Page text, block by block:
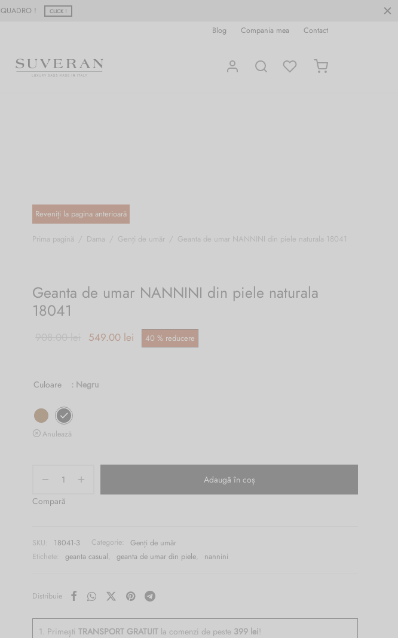
! CLICK !
Blog Compania mea Contact
Prima pagină / Dama / Genți de umăr / Geanta de umar NANNINI din piele naturala 18041
Geanta de umar NANNINI din piele naturala
18041
40 % reducere
Prețul
908.00 lei.
549.00 lei
Prețul
Culoare : Negru
Anulează
Adaugă în coș
Compară
SKU: 18041-3 Categorie:
Genți de umăr
Etichete:
geanta casual, geanta de umar din piele, nannini
Distribuie
1. Primești TRANSPORT GRATUIT la comenzi de peste 399 lei!